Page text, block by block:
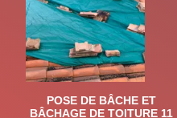
POSE DE BÂCHE ET
BÂCHAGE DE TOITURE 11